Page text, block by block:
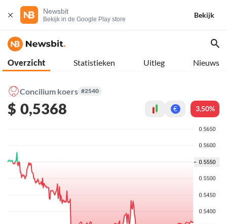
Newsbit
Bekijk in de Google Play store
Bekijk
Overzicht Statistieken Uitleg Nieuws
Concilium koers #2540
$ 0,5368 € 3,50%